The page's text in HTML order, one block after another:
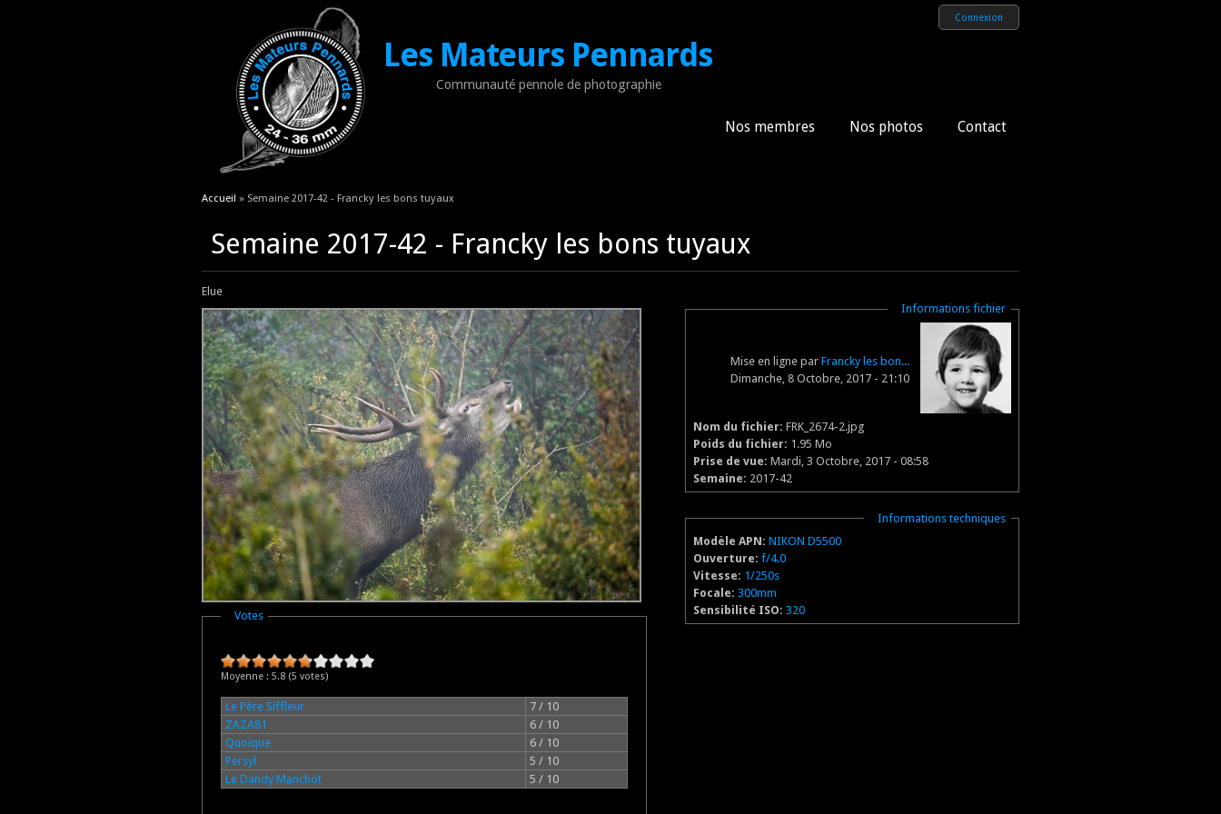
Les Mateurs Pennards
Communauté pennole de photographie
Connexion
Nos membres Nos photos Contact
Vous êtes ici
Accueil » Semaine 2017-42 - Francky les bons tuyaux
Semaine 2017-42 - Francky les bons tuyaux
Elue
Masquer
Votes
Moyenne : 5.8 (5 votes)
Le Père Siffleur
7 / 10
ZAZA81
6 / 10
Quoique
6 / 10
Persyl
5 / 10
Le Dandy Manchot
5 / 10
Masquer
Informations fichier
Mise en ligne par Francky les bon...
Dimanche, 8 Octobre, 2017 - 21:10
Nom du fichier: FRK_2674-2.jpg
Poids du fichier: 1.95 Mo
Prise de vue: Mardi, 3 Octobre, 2017 - 08:58
Semaine: 2017-42
Masquer
Informations techniques
Modèle APN: NIKON D5500
Ouverture: f/4.0
Vitesse: 1/250s
Focale: 300mm
Sensibilité ISO: 320